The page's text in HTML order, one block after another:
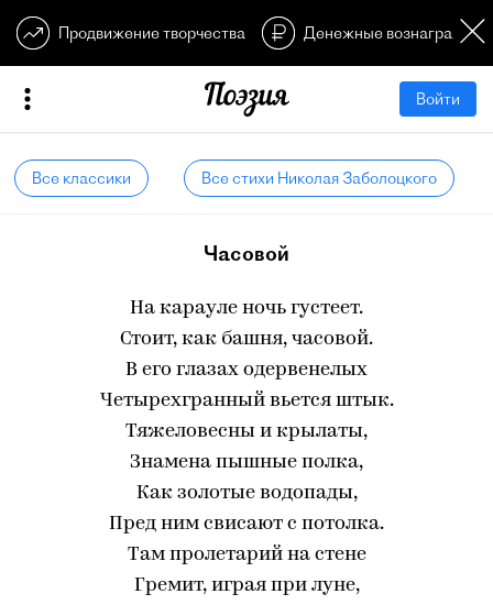
Продвижение творчества Денежные
Войти
Все классики Все стихи Николая Заболоцкого
Часовой
На карауле ночь густеет.
Стоит, как башня, часовой.
В его глазах одервенелых
Четырехгранный вьется штык.
Тяжеловесны и крылаты,
Знамена пышные полка,
Как золотые водопады,
Пред ним свисают с потолка.
Там пролетарий на стене
Гремит, играя при луне,